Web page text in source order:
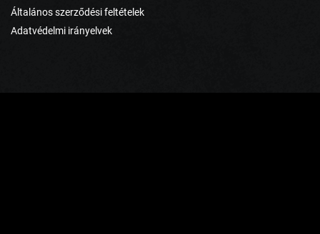
Általános szerződési feltételek
Adatvédelmi irányelvek